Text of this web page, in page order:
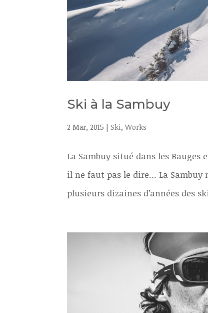
Ski à la Sambuy
2 Mar, 2015 |Ski,Works
La Sambuy situé dans les Bauges
il ne faut pas le dire… La Sambuy
plusieurs dizaines d’années des